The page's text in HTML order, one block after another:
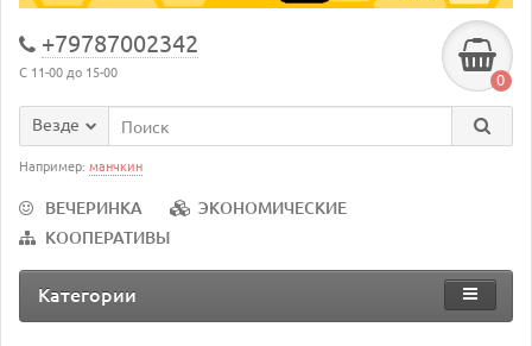
+79787002342
С 11-00 до 15-00 0
Везде
Например: манчкин
ВЕЧЕРИНКА
ЭКОНОМИЧЕСКИЕ
КООПЕРАТИВЫ
Категории